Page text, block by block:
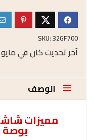
SKU:32GF700
آخر تحديث كان في مايو 28, 2026 11:01 ص
الوصف
بوصة FHD LED أسود